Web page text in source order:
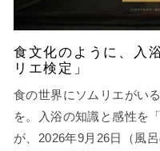
食文化のように、入
リエ検定」
食の世界にソムリエがい
を。入浴の知識と感性を
が、2026年9月26日（風